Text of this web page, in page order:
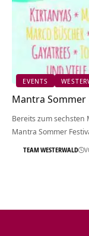
EVENTS
Mantra Sommer
Bereits zum sechsten
Mantra Sommer
TEAM WESTERWALD